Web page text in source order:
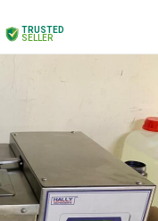
TRUSTED
SELLER